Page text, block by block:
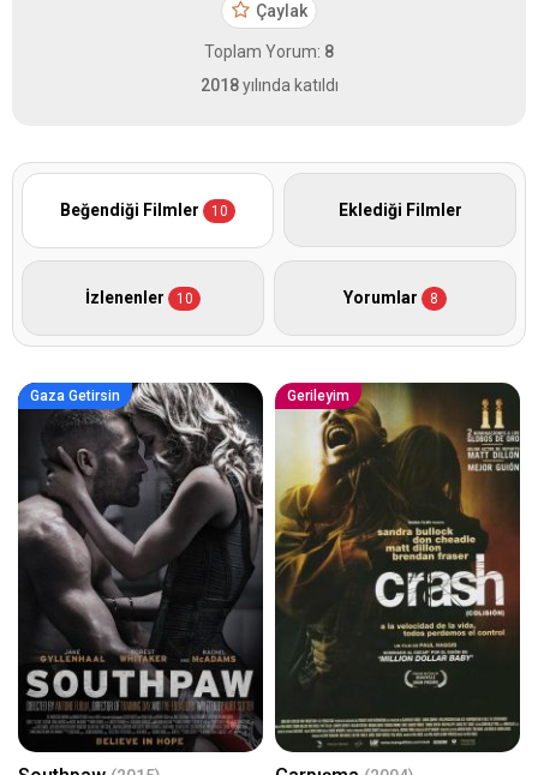
Çaylak
Toplam Yorum: 8
2018yılında katıldı
Beğendiği Filmler 10 Eklediği Filmler
İzlenenler 10 Yorumlar 8
Gaza Getirsin Gerileyim